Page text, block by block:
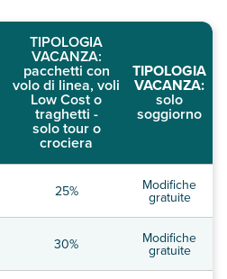
TIPOLOGIA
VACANZA:
pacchetti con
volo di linea, voli
Low Cost o
traghetti -
solo tour o
crociera
TIPOLOGIA
VACANZA:
solo
soggiorno
25% Modifiche
gratuite
30% Modifiche
gratuite